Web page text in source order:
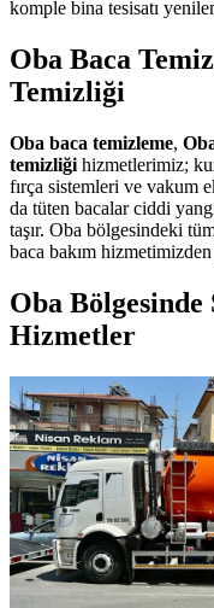
komple bina tesisatı
Oba Baca
Temizliği
Oba baca temizleme,
temizliği hizmetlerimiz;
fırça sistemleri ve vakum
da tüten bacalar ciddi
taşır. Oba bölgesindeki
baca bakım
Oba
Hizmetler